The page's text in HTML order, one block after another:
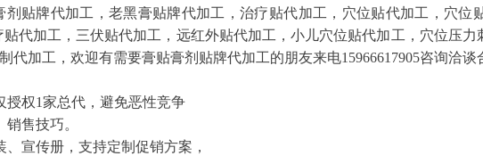
剂贴牌代加工，老黑膏贴牌代加工，治疗贴代加工，穴位贴代加工，穴位
代加工，三伏贴代加工，远红外贴代加工，小儿穴位贴代加工，穴位压
代加工，欢迎有需要膏贴膏剂贴牌代加工的朋友来电15966617905咨询洽谈
授权1家总代，避免恶性竞争
售技巧。
宣传册，支持定制促销方案，